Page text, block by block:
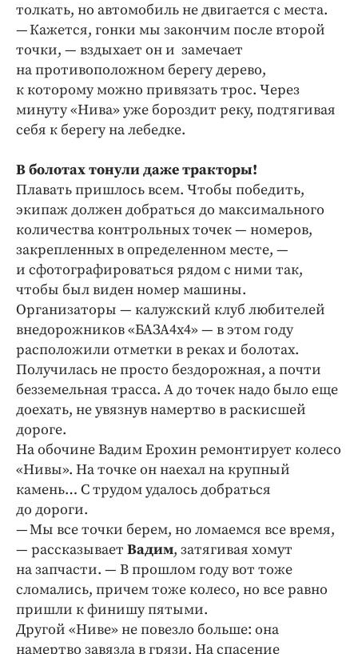
Блоги
Издания
Медиаперсона
Интересное чтиво
Клиника года
Бренд года
толкать, но автомобиль не двигается с места.
— Кажется, гонки мы закончим после второй
точки, — вздыхает он и замечает
на противоположном берегу дерево,
к которому можно привязать трос. Через
минуту «Нива» уже бороздит реку, подтягивая
себя к берегу на лебедке.
В болотах тонули даже тракторы!
Плавать пришлось всем. Чтобы победить,
экипаж должен добраться до максимального
количества контрольных точек — номеров,
закрепленных в определенном месте, —
и сфотографироваться рядом с ними так,
чтобы был виден номер машины.
Организаторы — калужский клуб любителей
внедорожников «БАЗА4x4» — в этом году
расположили отметки в реках и болотах.
Получилась не просто бездорожная, а почти
безземельная трасса. А до точек надо было еще
доехать, не увязнув намертво в раскисшей
дороге.
На обочине Вадим Ерохин ремонтирует колесо
«Нивы». На точке он наехал на крупный
камень… С трудом удалось добраться
до дороги.
— Мы все точки берем, но ломаемся все время,
— рассказывает Вадим, затягивая хомут
на запчасти. — В прошлом году вот тоже
сломались, причем тоже колесо, но все равно
пришли к финишу пятыми.
Другой «Ниве» не повезло больше: она
намертво завязла в грязи. На спасение